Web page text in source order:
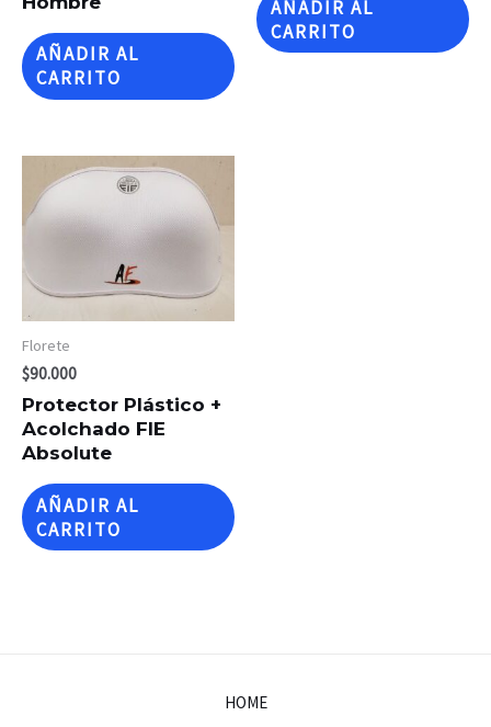
AÑADIR AL
CARRITO
AÑADIR AL
CARRITO
Florete
$90.000
Protector Plástico +
Acolchado FIE
Absolute
AÑADIR AL
CARRITO
HOME